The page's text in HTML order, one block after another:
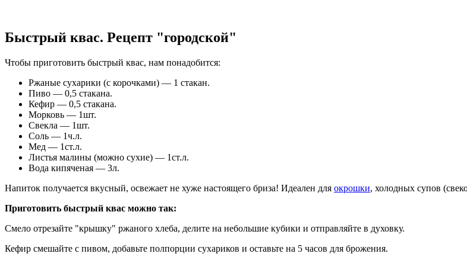
Быстрый квас. Рецепт "городской"
Чтобы приготовить быстрый квас, нам понадобится:
Ржаные сухарики (с корочками) — 1 стакан.
Пиво — 0,5 стакана.
Кефир — 0,5 стакана.
Морковь — 1шт.
Свекла — 1шт.
Соль — 1ч.л.
Мед — 1ст.л.
Листья малины (можно сухие) — 1ст.л.
Вода кипяченая — 3л.
Напиток получается вкусный, освежает не хуже настоящего бриза! Идеален для окрошки, холодных супов
Приготовить быстрый квас можно так:
Смело отрезайте "крышку" ржаного хлеба, делите на небольшие кубики и отправляйте в духовку.
Кефир смешайте с пивом, добавьте полпорции сухариков и оставьте на 5 часов для брожения.